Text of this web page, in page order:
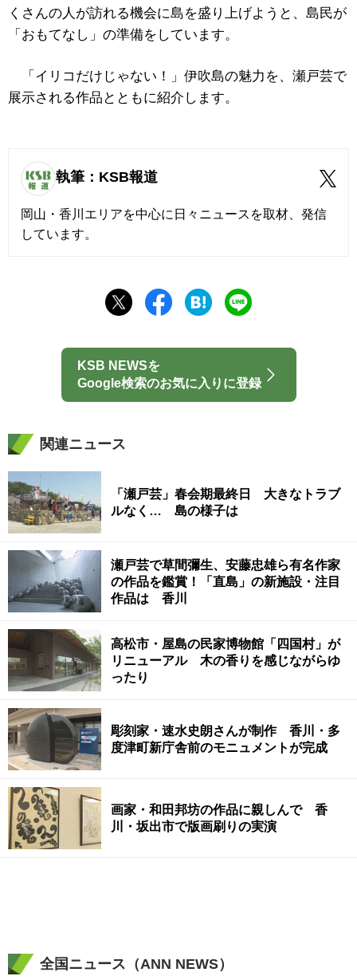
くさんの人が訪れる機会に島を盛り上げようと、島民が
「おもてなし」の準備をしています。
「イリコだけじゃない！」伊吹島の魅力を、瀬戸芸で
展示される作品とともに紹介します。
執筆：KSB報道
岡山・香川エリアを中心に日々ニュースを取材、発信
しています。
KSB NEWSを
Google検索のお気に入りに登録
関連ニュース
「瀬戸芸」春会期最終日 大きなトラブ
ルなく… 島の様子は
瀬戸芸で草間彌生、安藤忠雄ら有名作家
の作品を鑑賞！「直島」の新施設・注目
作品は 香川
高松市・屋島の民家博物館「四国村」が
リニューアル 木の香りを感じながらゆ
ったり
彫刻家・速水史朗さんが制作 香川・多
度津町新庁舎前のモニュメントが完成
画家・和田邦坊の作品に親しんで 香
川・坂出市で版画刷りの実演
全国ニュース（ANN NEWS）